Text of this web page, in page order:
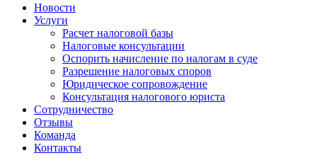
Новости
Услуги
Расчет налоговой базы
Налоговые консультации
Оспорить начисление по налогам в суде
Разрешение налоговых споров
Юридическое сопровождение
Консультация налогового юриста
Сотрудничество
Отзывы
Команда
Контакты